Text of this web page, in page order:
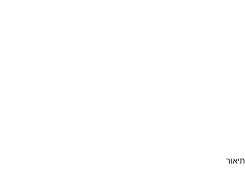
תיאור